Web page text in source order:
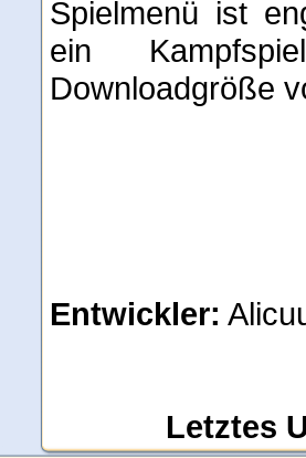
Spielmenü ist
ein
Downloadgröße
Entwickler:
Letztes